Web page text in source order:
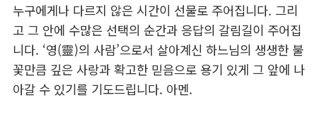
누구에게나 다르지 않은 시간이 선물로 주어집니다. 그리
고 그 안에 수많은 선택의 순간과 응답의 갈림길이 주어집
니다. ‘영(靈)의 사람’으로서 살아계신 하느님의 생생한 불
꽃만큼 깊은 사랑과 확고한 믿음으로 용기 있게 그 앞에 나
아갈 수 있기를 기도드립니다. 아멘.